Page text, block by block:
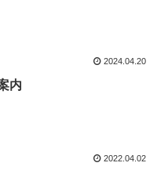
2024.04.20
内
2022.04.02